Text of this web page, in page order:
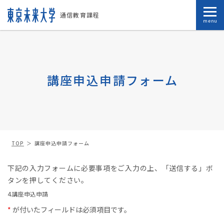
通信教育課程
menu
講座申込申請フォーム
TOP 講座申込申請フォーム
下記の入力フォームに必要事項をご入力の上、「送信する」ボ
タンを押してください。
4.講座申込申請
* が付いたフィールドは必須項目です。